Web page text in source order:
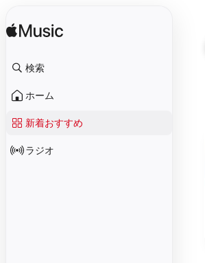
検索
ホーム
新着おすすめ
ラジオ